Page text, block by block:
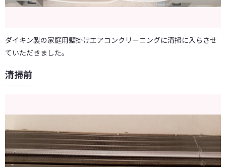
ダイキン製の家庭用壁掛けエアコンクリーニングに清掃に入らさせ
ていただきました。
清掃前